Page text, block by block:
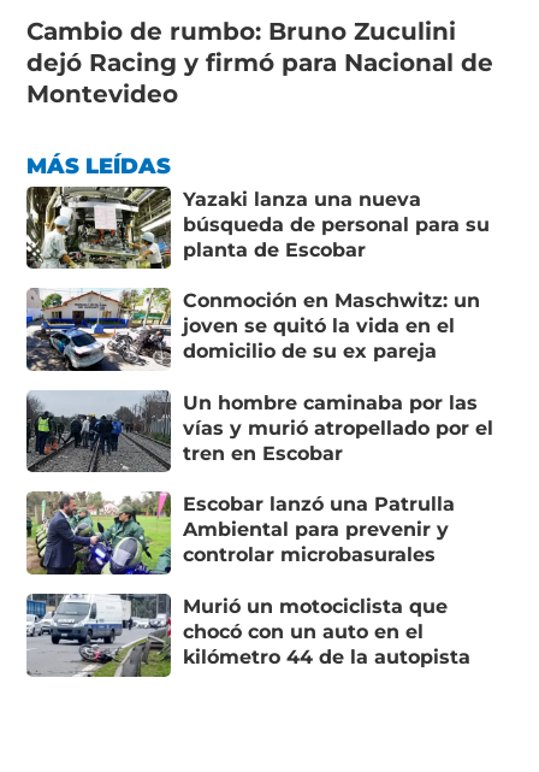
Cambio de rumbo: Bruno Zuculini
dejó Racing y firmó para Nacional de
Montevideo
MÁS LEÍDAS
Yazaki lanza una nueva
búsqueda de personal para su
planta de Escobar
Conmoción en Maschwitz: un
joven se quitó la vida en el
domicilio de su ex pareja
Un hombre caminaba por las
vías y murió atropellado por el
tren en Escobar
Escobar lanzó una Patrulla
Ambiental para prevenir y
controlar microbasurales
Murió un motociclista que
chocó con un auto en el
kilómetro 44 de la autopista